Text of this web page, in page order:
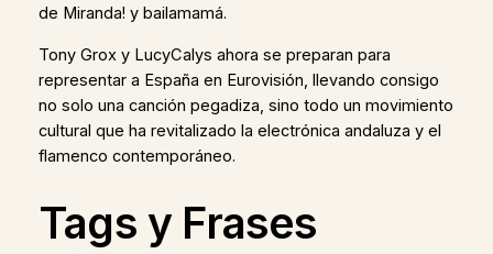
de Miranda! y bailamamá.
Tony Grox y LucyCalys ahora se preparan para
representar a España en Eurovisión, llevando consigo
no solo una canción pegadiza, sino todo un movimiento
cultural que ha revitalizado la electrónica andaluza y el
flamenco contemporáneo.
Tags y Frases